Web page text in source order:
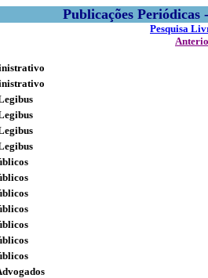
Publicações
Pesquisa